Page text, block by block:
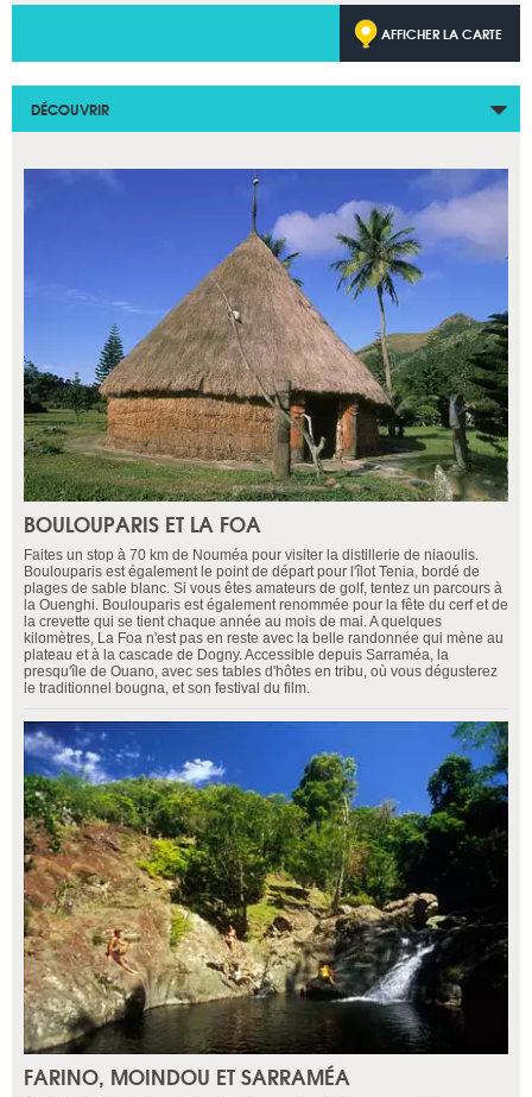
AFFICHER LA CARTE
DÉCOUVRIR
BOULOUPARIS ET LA FOA
Faites un stop à 70 km de Nouméa pour visiter la distillerie de niaoulis.
Boulouparis est également le point de départ pour l'îlot Tenia, bordé de
plages de sable blanc. Si vous êtes amateurs de golf, tentez un parcours à
la Ouenghi. Boulouparis est également renommée pour la fête du cerf et de
la crevette qui se tient chaque année au mois de mai. A quelques
kilomètres, La Foa n'est pas en reste avec la belle randonnée qui mène au
plateau et à la cascade de Dogny. Accessible depuis Sarraméa, la
presqu'île de Ouano, avec ses tables d'hôtes en tribu, où vous dégusterez
le traditionnel bougna, et son festival du film.
FARINO, MOINDOU ET SARRAMÉA